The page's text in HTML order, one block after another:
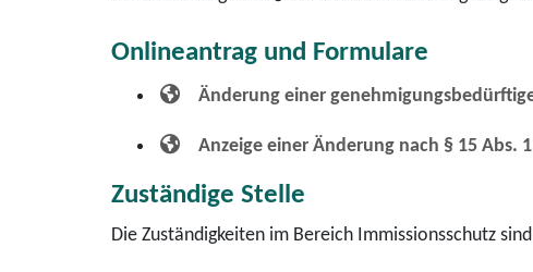
Onlineantrag und Formulare
Änderung einer
Anzeige einer Änderung nach § 15 Abs.
Zuständige Stelle
Die Zuständigkeiten im Bereich Immissionsschutz